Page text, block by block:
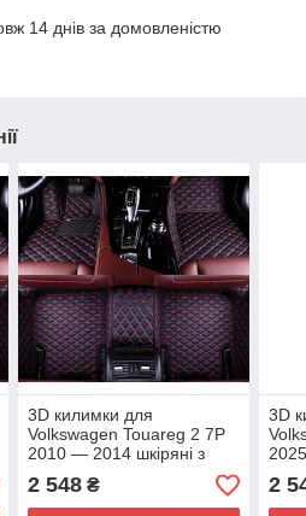
14 днів за домовленістю
3D килимки для
Volkswagen Touareg 2 7P
2010 — 2014 шкіряні з
високими бортиками
2 548₴
3D
2